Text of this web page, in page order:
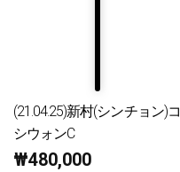
(21.04.25)新村(シンチョン)コ
シウォンC
₩480,000